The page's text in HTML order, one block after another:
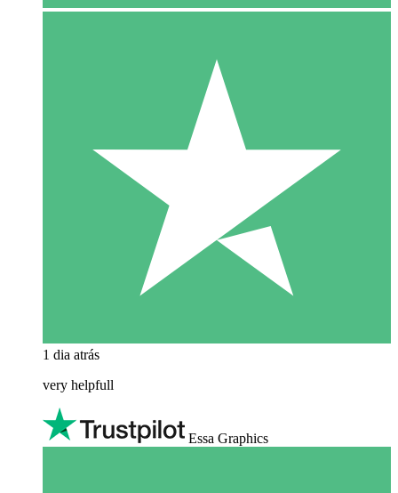
1 dia atrás
very helpfull
Essa Graphics